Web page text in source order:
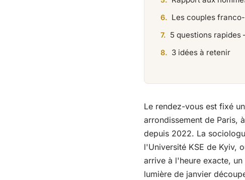
Les couples
5 questions
3 idées à retenir
Le rendez-vous est fixé
arrondissement de Paris,
depuis 2022. La
l'Université KSE de Kyiv,
arrive à l'heure exacte,
lumière de janvier